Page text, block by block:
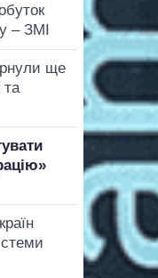
– ЗМІ
ще
та